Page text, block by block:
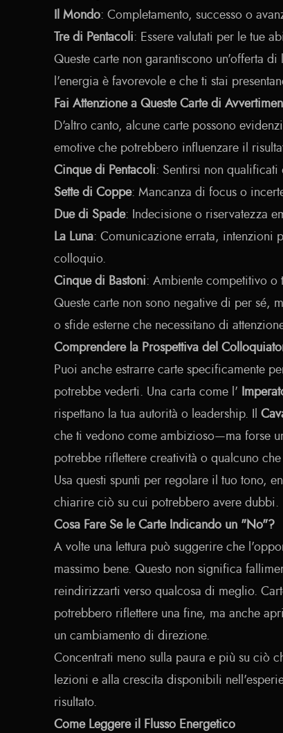
Il Mondo: Completamento, successo o
Tre di Pentacoli: Essere valutati per le tue
Queste carte non garantiscono un'offerta
l'energia è favorevole e che ti stai
Fai Attenzione a Queste Carte di
D'altro canto, alcune carte possono
emotive che potrebbero influenzare il
Cinque di Pentacoli: Sentirsi non
Sette di Coppe: Mancanza di focus o
Due di Spade: Indecisione o riservatezza
La Luna: Comunicazione errata, intenzioni
colloquio.
Cinque di Bastoni: Ambiente competitivo o
Queste carte non sono negative di per sé,
o sfide esterne che necessitano di
Comprendere la Prospettiva del
Puoi anche estrarre carte specificamente
potrebbe vederti. Una carta come l'
rispettano la tua autorità o leadership. Il
che ti vedono come ambizioso—ma forse
potrebbe riflettere creatività o qualcuno
Usa questi spunti per regolare il tuo tono,
chiarire ciò su cui potrebbero avere dubbi.
Cosa Fare Se le Carte Indicando un "No"?
A volte una lettura può suggerire che
massimo bene. Questo non significa
reindirizzarti verso qualcosa di meglio.
potrebbero riflettere una fine, ma anche
un cambiamento di direzione.
Concentrati meno sulla paura e più su ciò
lezioni e alla crescita disponibili
risultato.
Come Leggere il Flusso Energetico